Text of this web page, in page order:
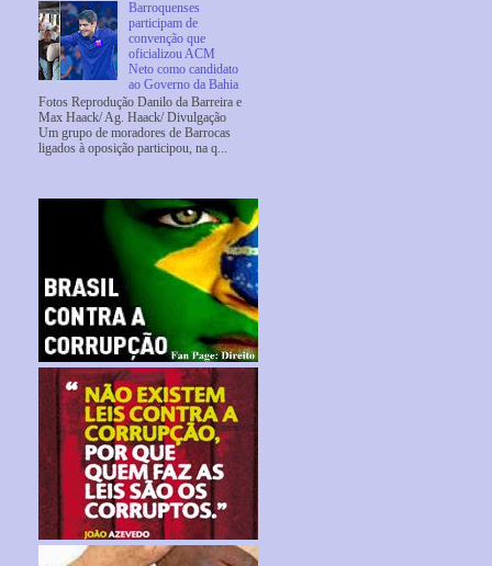
Barroquenses
participam de
convenção que
oficializou ACM
Neto como candidato
ao Governo da Bahia
Fotos Reprodução Danilo da Barreira e
Max Haack/ Ag. Haack/ Divulgação
Um grupo de moradores de Barrocas
ligados à oposição participou, na q...